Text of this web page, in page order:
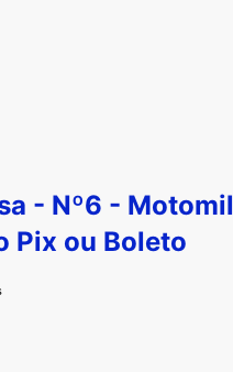
- Nº6 - Motomil
Pix ou Boleto